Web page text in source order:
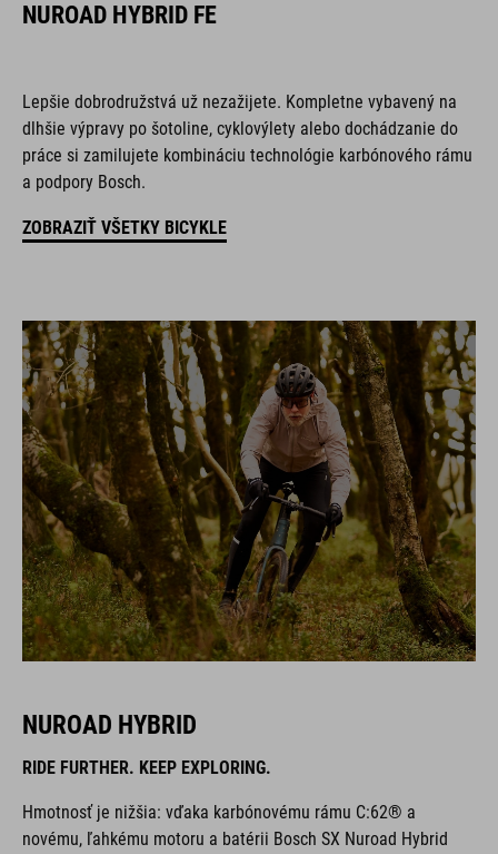
NUROAD HYBRID FE
Lepšie dobrodružstvá už nezažijete. Kompletne vybavený na
dlhšie výpravy po šotoline, cyklovýlety alebo dochádzanie do
práce si zamilujete kombináciu technológie karbónového rámu
a podpory Bosch.
ZOBRAZIŤ VŠETKY BICYKLE
NUROAD HYBRID
RIDE FURTHER. KEEP EXPLORING.
Hmotnosť je nižšia: vďaka karbónovému rámu C:62® a
novému, ľahkému motoru a batérii Bosch SX Nuroad Hybrid